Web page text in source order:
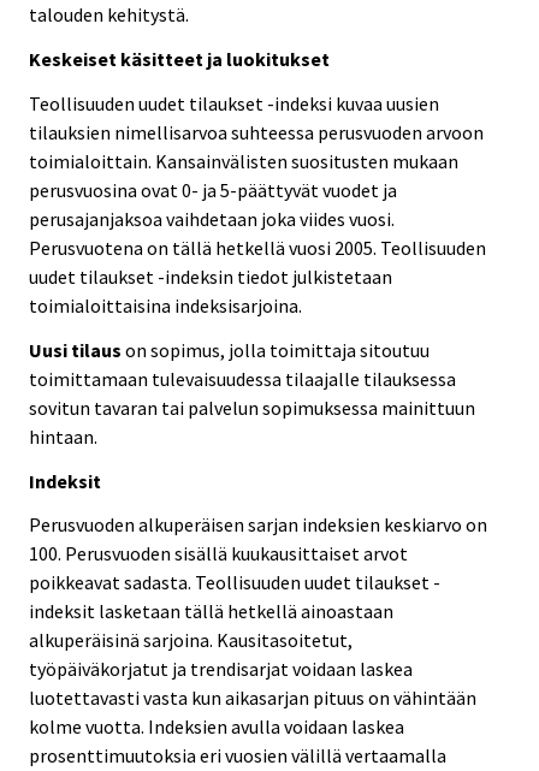
talouden kehitystä.
Keskeiset käsitteet ja luokitukset
Teollisuuden uudet tilaukset -indeksi kuvaa uusien
tilauksien nimellisarvoa suhteessa perusvuoden arvoon
toimialoittain. Kansainvälisten suositusten mukaan
perusvuosina ovat 0- ja 5-päättyvät vuodet ja
perusajanjaksoa vaihdetaan joka viides vuosi.
Perusvuotena on tällä hetkellä vuosi 2005. Teollisuuden
uudet tilaukset -indeksin tiedot julkistetaan
toimialoittaisina indeksisarjoina.
Uusi tilaus on sopimus, jolla toimittaja sitoutuu
toimittamaan tulevaisuudessa tilaajalle tilauksessa
sovitun tavaran tai palvelun sopimuksessa mainittuun
hintaan.
Indeksit
Perusvuoden alkuperäisen sarjan indeksien keskiarvo on
100. Perusvuoden sisällä kuukausittaiset arvot
poikkeavat sadasta. Teollisuuden uudet tilaukset -
indeksit lasketaan tällä hetkellä ainoastaan
alkuperäisinä sarjoina. Kausitasoitetut,
työpäiväkorjatut ja trendisarjat voidaan laskea
luotettavasti vasta kun aikasarjan pituus on vähintään
kolme vuotta. Indeksien avulla voidaan laskea
prosenttimuutoksia eri vuosien välillä vertaamalla